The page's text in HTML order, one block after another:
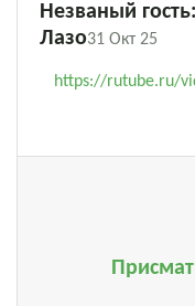
Незваный
Лазо31 Окт 25
https://rutube.ru/